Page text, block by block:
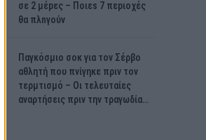
σε 2 μέpες – Ποιεs 7 πεpιοχές
θα πλnγούν
Παγκόσμιο σοκ για τον Σέρβο
αθλητή που πνίγηκε πριν τον
τερμτισμό – Οι τελευταίες
αναρτήσεις πριν την τραγωδία…